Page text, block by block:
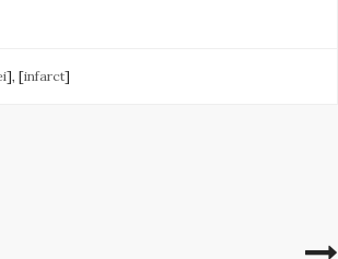
], [infarct]